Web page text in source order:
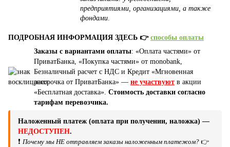
предприятиями, организациями, а также
фондами
ПОДРОБНАЯ ИНФОРМАЦИЯ ЗДЕСЬ 👉 способы оплаты
Заказы с вариантами оплаты: «Оплата частями» от
ПриватБанка, «Покупка частями» от monobank,
Безналичный расчет с НДС и Кредит «Мгновенная
рассрочка от ПриватБанка» — не участвуют в акции
«Бесплатная доставка». Стоимость доставки согласно
тарифам перевозчика.
Наложенный платеж (оплата при получении, наложка) —
НЕДОСТУПЕН.
❗ Почему мы НЕ отправляем заказы наложенным платежом? 👉